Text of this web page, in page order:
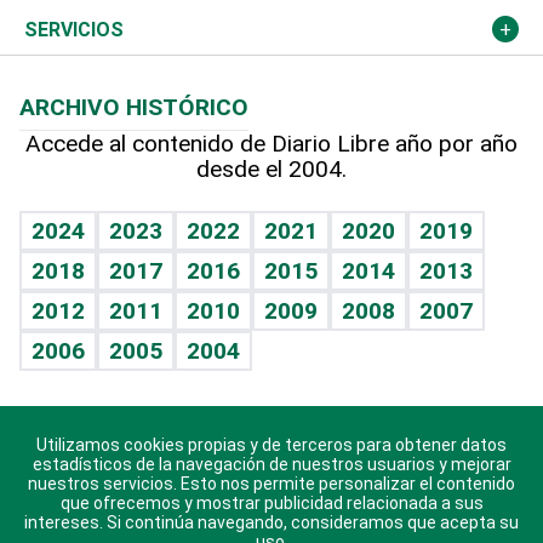
Resto del mundo
Economía personal
Podcast Arte Libre
Hablando con el pediatra
Vida y familia
Eñe
Celebrando la vida
Sin complejos
En pocas palabras
Escuchando al corazón
Economía Personal
Más deportes
Línea de hit
TBT Deportivo
Columnistas
Más firmas
Cambio climático
Opinión
Hecho en casa
Guía del dinero
SERVICIOS
Cumpleaños
Horóscopos
Crucigramas
ARCHIVO HISTÓRICO
Accede al contenido de Diario Libre año por año
desde el 2004.
2024 2023 2022 2021 2020
2019
2018
2017 2016 2015 2014
2013
2012
2011 2010 2009 2008
2007
2006
2005 2004
Descarga nuestras aplicaciones para Android, iOS y
sistema Huawei.
Utilizamos cookies propias y de terceros para obtener datos
estadísticos de la navegación de nuestros usuarios y mejorar
nuestros servicios. Esto nos permite personalizar el contenido
que ofrecemos y mostrar publicidad relacionada a sus
intereses. Si continúa navegando, consideramos que acepta su